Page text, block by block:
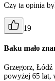
Czy ta opinia
19
Baku mało
Grzegorz, Łódź
powyżej 65 lat,